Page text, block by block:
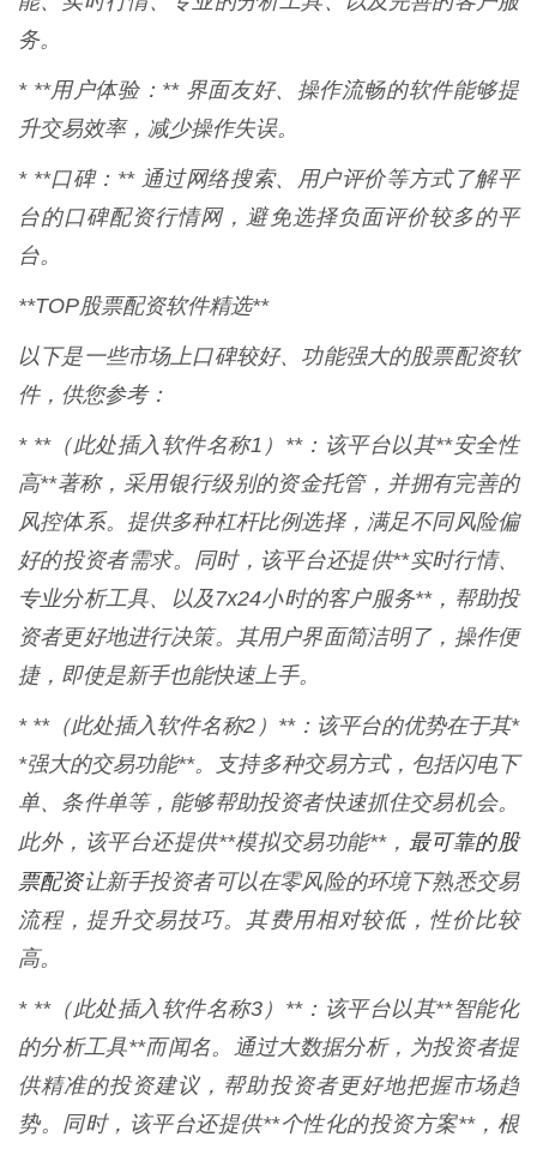
务。
* **用户体验：** 界面友好、操作流畅的软件能够提
升交易效率，减少操作失误。
* **口碑：** 通过网络搜索、用户评价等方式了解平
台的口碑配资行情网，避免选择负面评价较多的平
台。
**TOP股票配资软件精选**
以下是一些市场上口碑较好、功能强大的股票配资软
件，供您参考：
* **（此处插入软件名称1）**：该平台以其**安全性
高**著称，采用银行级别的资金托管，并拥有完善的
风控体系。提供多种杠杆比例选择，满足不同风险偏
好的投资者需求。同时，该平台还提供**实时行情、
专业分析工具、以及7x24小时的客户服务**，帮助投
资者更好地进行决策。其用户界面简洁明了，操作便
捷，即使是新手也能快速上手。
* **（此处插入软件名称2）**：该平台的优势在于其*
*强大的交易功能**。支持多种交易方式，包括闪电下
单、条件单等，能够帮助投资者快速抓住交易机会。
此外，该平台还提供**模拟交易功能**， 最可靠的股
票配资让新手投资者可以在零风险的环境下熟悉交易
流程，提升交易技巧。其费用相对较低，性价比较
高。
* **（此处插入软件名称3）**：该平台以其**智能化
的分析工具**而闻名。通过大数据分析，为投资者提
供精准的投资建议，帮助投资者更好地把握市场趋
势。同时，该平台还提供**个性化的投资方案**，根